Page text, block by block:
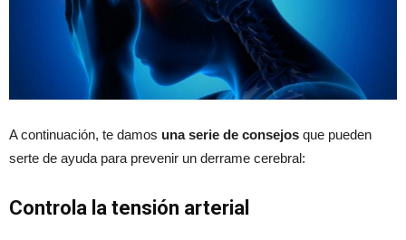
A continuación, te damos una serie de consejos que pueden
serte de ayuda para prevenir un derrame cerebral:
Controla la tensión arterial